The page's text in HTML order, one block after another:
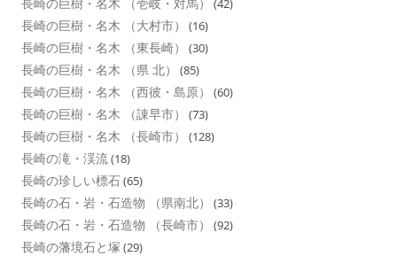
(42)
長崎の巨樹・名木 （大村市） (16)
長崎の巨樹・名木 （東長崎） (30)
長崎の巨樹・名木 （県 北） (85)
長崎の巨樹・名木 （西彼・島原） (60)
長崎の巨樹・名木 （諌早市） (73)
長崎の巨樹・名木 （長崎市） (128)
長崎の滝・渓流(18)
長崎の珍しい標石(65)
長崎の石・岩・石造物 （県南北） (33)
長崎の石・岩・石造物 （長崎市） (92)
長崎の藩境石と塚 (29)